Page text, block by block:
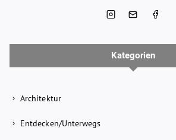
Kategorien
Architektur
Entdecken/Unterwegs